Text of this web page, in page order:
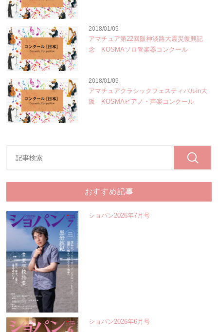
2018/01/09
アマチュア第22回阪神淡路大震災復興記
念 KOSMAソロ管楽器コンクール
2018/01/09
アマチュアクラシックフェスティバルin大
阪 KOSMAピアノ・声楽コンクール
おすすめ記事
ショパン2026年7月号
ショパン2026年6月号